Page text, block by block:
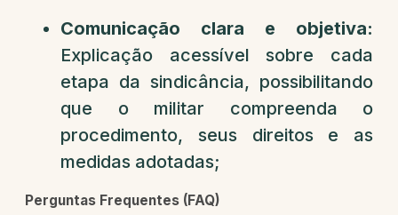
Comunicação clara e objetiva:
Explicação acessível sobre cada
etapa da sindicância, possibilitando
que o militar compreenda o
procedimento, seus direitos e as
medidas adotadas;
Perguntas Frequentes (FAQ)